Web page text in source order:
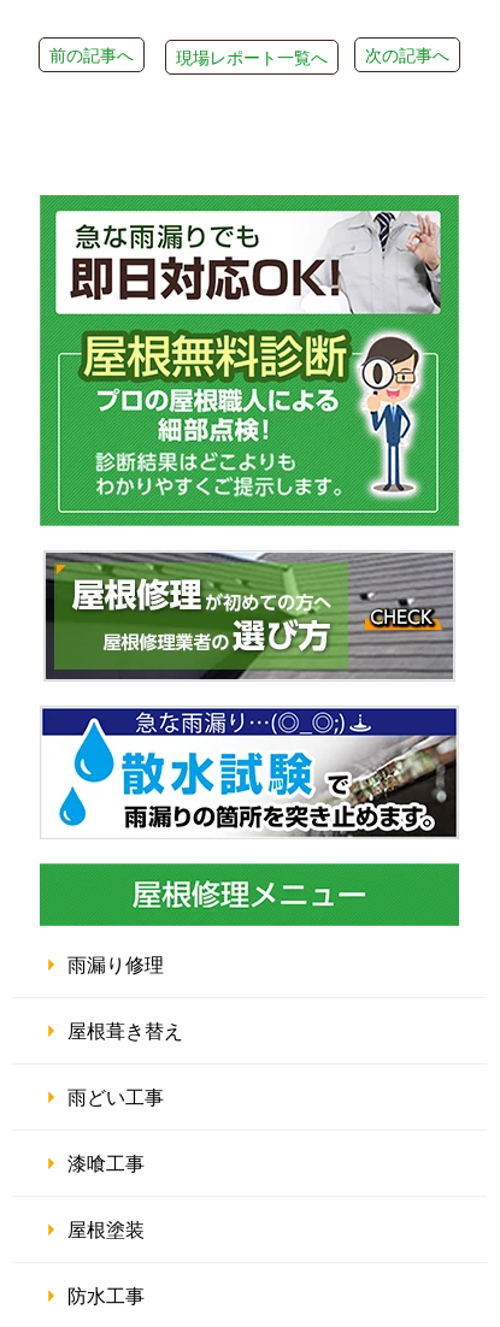
前の記事へ 次の記事へ
現場レポート一覧へ
雨漏り修理
屋根葺き替え
雨どい工事
漆喰工事
屋根塗装
防水工事